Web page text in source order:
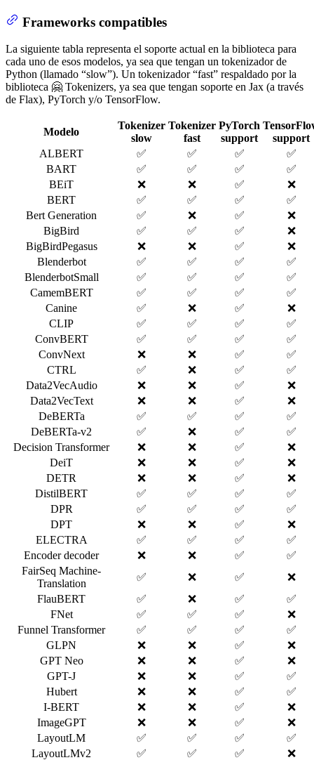
Frameworks compatibles
La siguiente tabla representa el soporte actual en la biblioteca para
cada uno de esos modelos, ya sea que tengan un tokenizador de
Python (llamado “slow”). Un tokenizador “fast” respaldado por la
biblioteca 🤗 Tokenizers, ya sea que tengan soporte en Jax (a través
de Flax), PyTorch y/o TensorFlow.
Modelo
Tokenizer
slow
Tokenizer
fast
PyTorch
support
support
ALBERT
✅ ✅ ✅
✅
BART
✅ ✅ ✅
✅
BEiT
❌ ❌ ✅
❌
BERT
✅ ✅ ✅
✅
Bert Generation
✅ ❌ ✅
❌
BigBird
✅ ✅ ✅
❌
BigBirdPegasus
❌ ❌ ✅
❌
Blenderbot
✅ ✅ ✅
✅
BlenderbotSmall
✅ ✅ ✅
✅
CamemBERT
✅ ✅ ✅
✅
Canine
✅ ❌ ✅
❌
CLIP
✅ ✅ ✅
✅
ConvBERT
✅ ✅ ✅
✅
ConvNext
❌ ❌ ✅
✅
CTRL
✅ ❌ ✅
✅
Data2VecAudio
❌ ❌ ✅
❌
Data2VecText
❌ ❌ ✅
❌
DeBERTa
✅ ✅ ✅
✅
DeBERTa-v2
✅ ❌ ✅
✅
Decision Transformer
❌ ❌ ✅
❌
DeiT
❌ ❌ ✅
❌
DETR
❌ ❌ ✅
❌
DistilBERT
✅ ✅ ✅
✅
DPR
✅ ✅ ✅
✅
DPT
❌ ❌ ✅
❌
ELECTRA
✅ ✅ ✅
✅
Encoder decoder
❌ ❌ ✅
✅
FairSeq Machine-
Translation
✅ ❌ ✅
❌
FlauBERT
✅ ❌ ✅
✅
FNet
✅ ✅ ✅
❌
Funnel Transformer
✅ ✅ ✅
✅
GLPN
❌ ❌ ✅
❌
GPT Neo
❌ ❌ ✅
❌
GPT-J
❌ ❌ ✅
✅
Hubert
❌ ❌ ✅
✅
I-BERT
❌ ❌ ✅
❌
ImageGPT
❌ ❌ ✅
❌
LayoutLM
✅ ✅ ✅
✅
LayoutLMv2
✅ ✅ ✅
❌